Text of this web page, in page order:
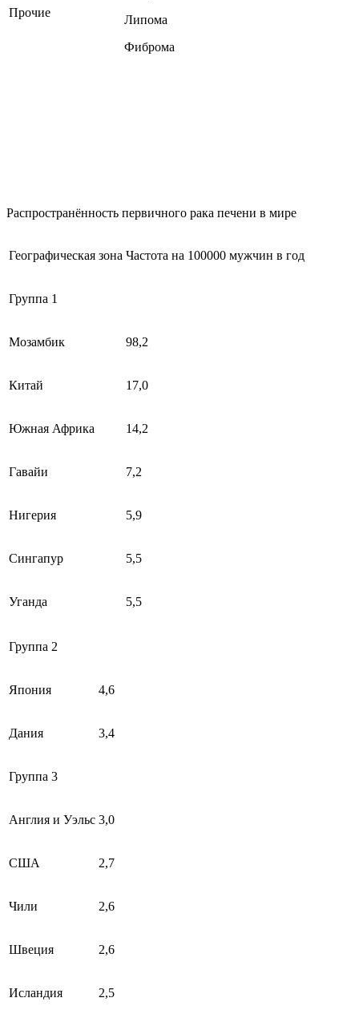
Прочие
Липома
Фиброма
Распространённость первичного рака печени в мире
Географическая зона Частота на 100000 мужчин в год
Группа 1
Мозамбик 98,2
Китай 17,0
Южная Африка 14,2
Гавайи 7,2
Нигерия 5,9
Сингапур 5,5
Уганда 5,5
Группа 2
Япония 4,6
Дания 3,4
Группа 3
Англия и Уэльс 3,0
США 2,7
Чили 2,6
Швеция 2,6
Исландия 2,5